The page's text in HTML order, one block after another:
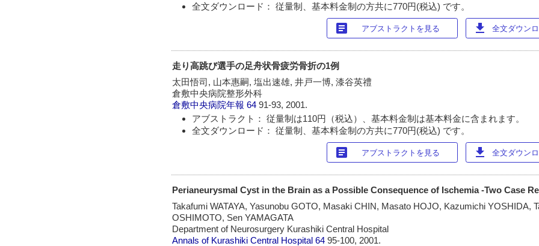
全文ダウンロード： 従量制、基本料金制の方共に770円(税込) です。
article アブストラクトを見る download 全文ダウン
走り高跳び選手の足舟状骨疲労骨折の1例
太田悟司, 山本惠嗣, 塩出速雄, 井戸一博, 漆谷英禮
倉敷中央病院整形外科
倉敷中央病院年報 6491-93, 2001.
アブストラクト： 従量制は110円（税込）、基本料金制は基本料金に含まれます。
全文ダウンロード： 従量制、基本料金制の方共に770円(税込) です。
article アブストラクトを見る download 全文ダウン
Perianeurysmal Cyst in the Brain as a Possible Consequence of Ischemia -Two Case
Takafumi WATAYA, Yasunobu GOTO, Masaki CHIN, Masato HOJO, Kazumichi YOSHIDA,
OSHIMOTO, Sen YAMAGATA
Department of Neurosurgery Kurashiki Central Hospital
Annals of Kurashiki Central Hospital 6495-100, 2001.